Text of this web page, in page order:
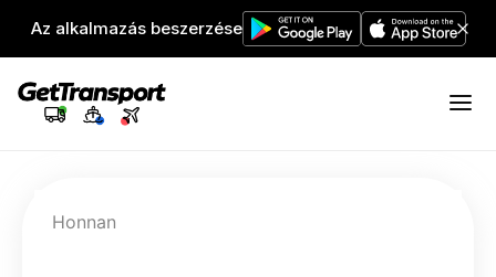
Az alkalmazás beszerzése
Honnan